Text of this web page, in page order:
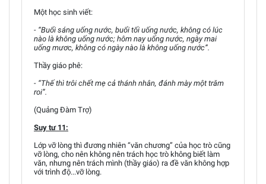
Một học sinh viết:
- “Buổi sáng uống nước, buổi tối uống nước, không có lúc
nào là không uống nước; hôm nay uống nước, ngày mai
uống mươc, không có ngày nào là không uống nước”.
Thầy giáo phê:
- “Thế thì trôi chết mẹ cả thánh nhân, đánh mày một trăm
roi”.
(Quảng Đàm Trợ)
Suy tư 11:
Lớp vỡ lòng thì đương nhiên “văn chương” của học trò cũng
vỡ lòng, cho nên không nên trách học trò không biết làm
văn, nhưng nên trách mình (thầy giáo) ra đề văn không hợp
với trình độ...vỡ lòng.